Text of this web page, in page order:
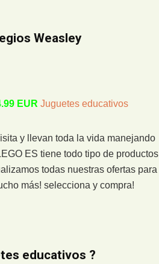
Weasley
EUR Juguetes educativos
y llevan toda la vida manejando
ES tiene todo tipo de productos
todas nuestras ofertas para
más! selecciona y compra!
educativos ?